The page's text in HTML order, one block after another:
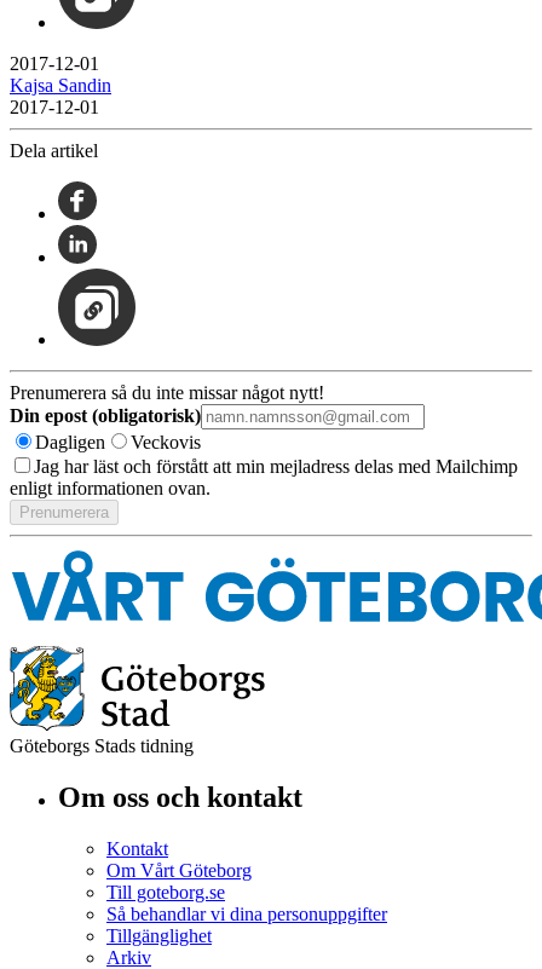
2017-12-01
Kajsa Sandin
2017-12-01
Dela artikel
Prenumerera så du inte missar något nytt!
Din epost (obligatorisk)
Dagligen
Veckovis
Jag har läst och förstått att min mejladress delas med Mailchimp
enligt informationen ovan.
Göteborgs Stads tidning
Om oss och kontakt
Kontakt
Om Vårt Göteborg
Till goteborg.se
Så behandlar vi dina personuppgifter
Tillgänglighet
Arkiv